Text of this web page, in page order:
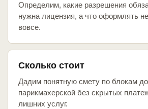
Определим, какие разрешения
нужна лицензия, а что оформлять
вовсе.
Сколько стоит
Дадим понятную смету по блокам
парикмахерской без скрытых
лишних услуг.